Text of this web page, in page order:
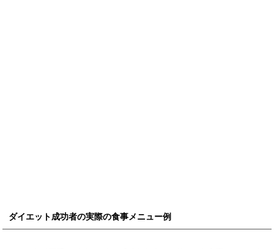
ダイエット成功者の実際の食事メニュー例